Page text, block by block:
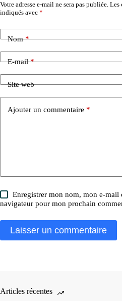
Votre adresse e-mail ne sera pas publiée. Les
indiqués avec *
Nom*
E-mail*
Site web
Ajouter un commentaire *
Enregistrer mon nom, mon e-mail
navigateur pour mon prochain
Laisser un commentaire
Articles récentes